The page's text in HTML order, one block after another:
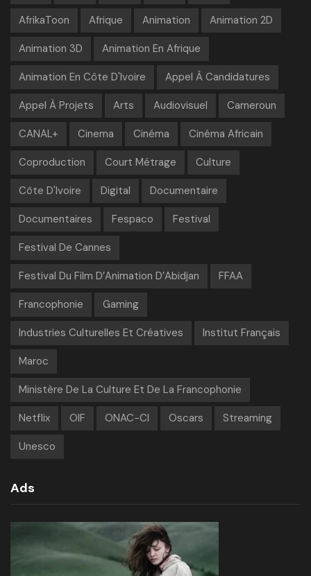
AfrikaToon Afrique Animation Animation 2D
Animation 3D Animation En Afrique
Animation En Côte D'Ivoire Appel À Candidatures
Appel À Projets Arts Audiovisuel Cameroun
CANAL+ Cinema Cinéma Cinéma Africain
Coproduction Court Métrage Culture
Côte D'Ivoire Digital Documentaire
Documentaires Fespaco Festival
Festival De Cannes
Festival Du Film D’Animation D’Abidjan FFAA
Francophonie Gaming
Industries Culturelles Et Créatives Institut Français
Maroc
Ministère De La Culture Et De La Francophonie
Netflix OIF ONAC-CI Oscars Streaming
Unesco
Ads